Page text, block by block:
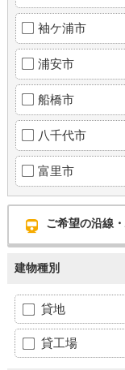
袖ケ浦市
浦安市
船橋市
八千代市
富里市
ご希望の沿線
建物種別
貸地
貸工場